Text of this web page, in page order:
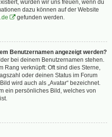
würden wir uns freuen, wenn du
dazu können auf der Website
gefunden werden.
Benutzernamen angezeigt werden?
bei deinem Benutzernamen stehen.
Rang verknüpft: Oft sind dies Sterne,
oder deinen Status im Forum
wird auch als „Avatar“ bezeichnet.
ein persönliches Bild, welches von